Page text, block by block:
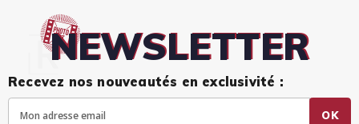
NEWSLETTER
Recevez nos nouveautés en exclusivité :
OK